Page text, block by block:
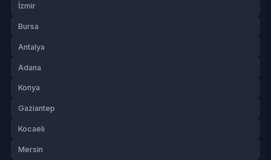
İzmir
Bursa
Antalya
Adana
Konya
Gaziantep
Kocaeli
Mersin